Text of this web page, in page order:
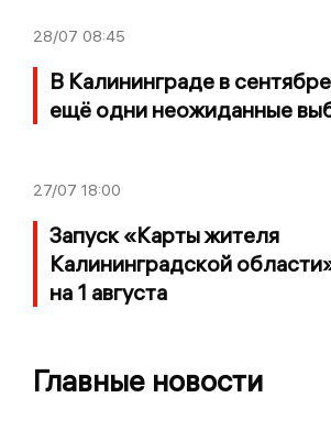
28/07 08:45
В Калининграде в
ещё одни неожиданные
27/07 18:00
Запуск «Карты жителя
Калининградской
на 1 августа
Главные новости